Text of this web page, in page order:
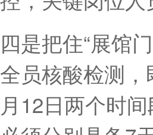
四是把住“展馆
全员核酸检测
月12日两个时